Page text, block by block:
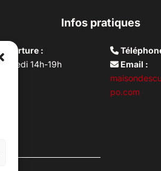
Infos pratiques
:
14h-19h
Email :
po.com